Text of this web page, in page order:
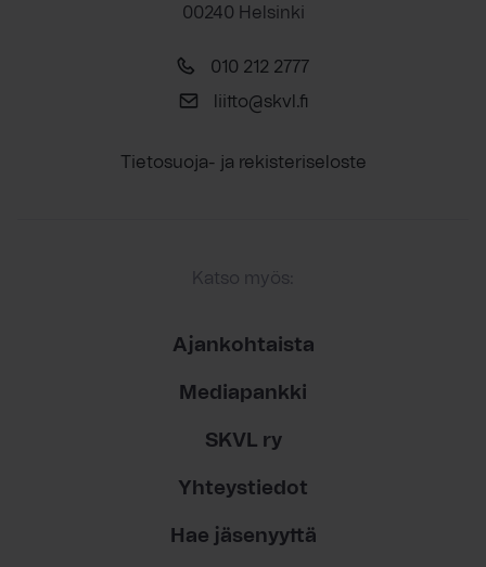
00240 Helsinki
010 212 2777
liitto@skvl.fi
Tietosuoja- ja rekisteriseloste
Katso myös:
Ajankohtaista
Mediapankki
SKVL ry
Yhteystiedot
Hae jäsenyyttä